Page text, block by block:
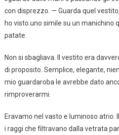
con disprezzo. — Guarda quel
ho visto uno simile su un manichino
patate.
Non si sbagliava. Il vestito era
di proposito. Semplice, elegante,
mio guardaroba le avrebbe dato
rimproverarmi.
Eravamo nel vasto e luminoso
i raggi che filtravano dalla vetrata